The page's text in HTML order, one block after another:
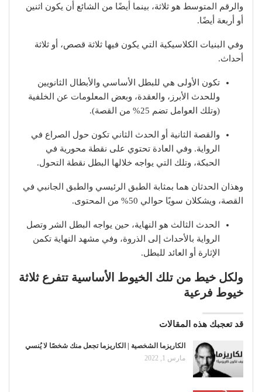
والرقم المتوسط هو ثلاثة، بينما أيضًا من الشائع أن يكون اثنين
أو أربعة أيضًا.
وفي البنيات الكلاسيكية التي يكون فيها ثلاثة قصص، أو ثلاثة
أحداث.
تكون الأولى هي للبطل الأساسي والأبطال الثانويين
وللحدث الأبرز، والعقدة، وبعض المعلومات عن الخلفية
(وتلك العوامل تضم 25% من القصة).
والقصة الثانية أو الحدث الثاني تكون حول الصراع في
الرواية. وفي العادة تحتوي على نقطة محورية في
الحبكة، وتلك التي يواجه خلالها البطل نقطة التحول.
وهذان الحدثان هما بمثابة الطبق الرئيسي والطبق الجانبي في
القصة، ويشكلان سويًا حوالي 50% من المحتوى.
الحدث الثالث هو النهاية، حين يواجه البطل الشر وتصل
الرواية بالأحداث إلى الذروة، وفي مشهد النهاية تكمن
الإثارة أو العائد للبطل.
ولكل خيط من تلك الخيوط الأساسية تتفرع ثلاثة
خيوط فرعية
قد تعجبك هذه المقالات
الكاريزما الشخصية | الكاريزما تجعل منك شخصًا لا يُنسي
مارس 1, 2022